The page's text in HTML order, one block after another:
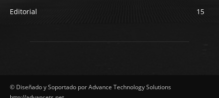
Editorial
15
© Diseñado y Soportado por Advance Technology Solutions